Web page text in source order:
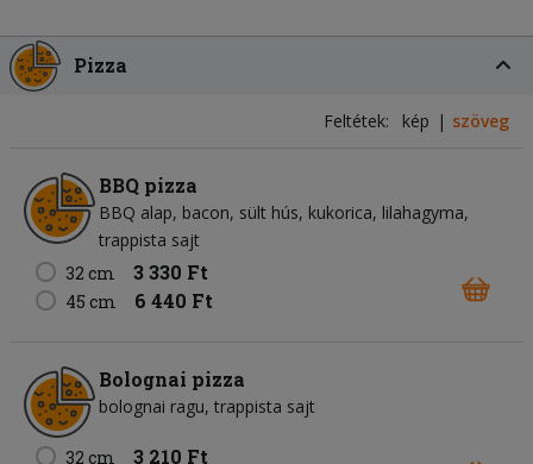
Pizza
Feltétek: kép szöveg
BBQ pizza
BBQ alap bacon sült hús kukorica lilahagyma
trappista sajt
32 cm
3 330 Ft
45 cm 6 440 Ft
Bolognai pizza
bolognai ragu trappista sajt
32 cm 3 210 Ft